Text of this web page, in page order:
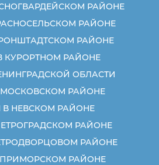
РАЙОНЕ
РАЙОНЕ
РАЙОНЕ
КУРОРТНОМ РАЙОНЕ
ОБЛАСТИ
МОСКОВСКОМ РАЙОНЕ
В НЕВСКОМ РАЙОНЕ
РАЙОНЕ
РАЙОНЕ
ПРИМОРСКОМ РАЙОНЕ